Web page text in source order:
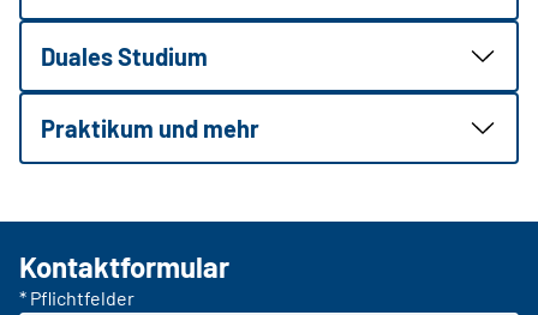
Duales Studium
Praktikum und mehr
Kontaktformular
* Pflichtfelder